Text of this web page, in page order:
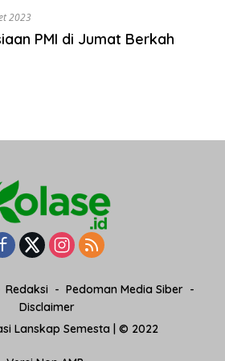
2023
PMI di Jumat Berkah
Redaksi
Pedoman Media Siber
Disclaimer
Lanskap Semesta | © 2022